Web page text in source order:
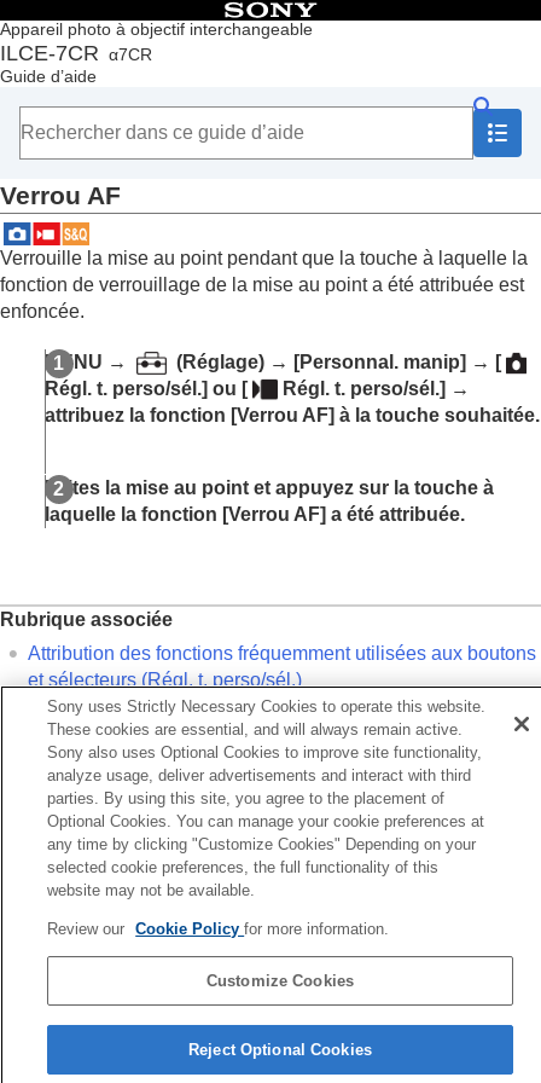
Appareil photo à objectif interchangeable
ILCE-7CR α7CR
Guide d’aide
Table des matières
Accueil
Vérification de l'appareil et des éléments fournis
Fonctions de base
Préparation de l’appareil/Opérations de prise de vue de
base
Recherche de fonctions dans le MENU
Utilisation des fonctions de prise de vue
Contenu de ce chapitre
Fonctions pratiques pour l’enregistrement de
vidéos et de vlogs de type autoportrait
Mise au point
Standard mise au pt
Réglage des paramètres de la zone de mise
Enregistrement de la zone de mise au point
actuelle (Enregistr. zone AF)
Suppression d’une zone AF enregistrée
(Suppr zoneAF enr)
Lim. zone m. au pt (image fixe/film)
Circul. point focal(image fixe/film)
Qté dépl. cadreAF(image fixe/film)
Coul. cadre m.a.p.(image fixe/film)
Désact. Aut. Zone AF
Affich. zone pdt suivi
Affich. zone AF-C
Zone détect. phase
Sensibil. Suivi AF
Vit. transition AF
Sens. com. suj AF
Assistance AF
Sélecteur AF/MF
Dir. MFocus à pl. tps
Verrou AF
Verrouille la mise au point pendant que la touche à laquelle la
fonction de verrouillage de la mise au point a été attribuée est
enfoncée.
MENU → (Réglage) → [Personnal. manip] → [
Régl. t. perso/sél.] ou [ Régl. t. perso/sél.] →
attribuez la fonction [Verrou AF] à la touche souhaitée.
Faites la mise au point et appuyez sur la touche à
laquelle la fonction [Verrou AF] a été attribuée.
Rubrique associée
Attribution des fonctions fréquemment utilisées aux boutons
et sélecteurs (Régl. t. perso/sél.)
Précédent
activé
TP1001408368
Pour plus d’informations sur la conformité aux lois sur l’accessibilité du
Accessibilité en France : conformité partielle
Page de sélection de la langue
5-054-923-25(3)
Sony uses Strictly Necessary Cookies to operate this website.
These cookies are essential, and will always remain active.
Sony also uses Optional Cookies to improve site functionality,
analyze usage, deliver advertisements and interact with third
parties. By using this site, you agree to the placement of
Optional Cookies. You can manage your cookie preferences at
any time by clicking "Customize Cookies" Depending on your
selected cookie preferences, the full functionality of this
website may not be available.
Review our Cookie Policyfor more information.
Customize Cookies
Reject Optional Cookies